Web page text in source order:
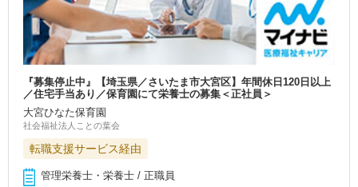
『募集停止中』【埼玉県／さいたま市大宮区】年間休日120日以上
／住宅手当あり／保育園にて栄養士の募集＜正社員＞
大宮ひなた保育園
社会福祉法人ことの葉会
転職支援サービス経由
管理栄養士・栄養士 / 正職員